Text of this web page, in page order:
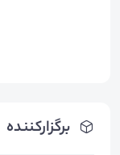
برگزارکننده